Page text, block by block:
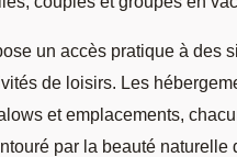
un accès pratique à des
de loisirs. Les
et emplacements,
par la beauté naturelle